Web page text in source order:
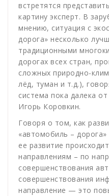
встретятся
картину эксперт. В
мнению, ситуация с
дорога» несколько
традиционными
дорогах всех стран,
сложных природно-
лёд, туман и т.д.),
система пока далека
Игорь Коровкин.
Говоря о том, как
«автомобиль –
ее развитие
направлениям – по
совершенствования
совершенствования
направление — это